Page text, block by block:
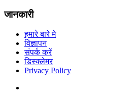
जानकारी
हमारे बारे मे
विज्ञापन
संपर्क करें
डिस्क्लेमर
Privacy Policy